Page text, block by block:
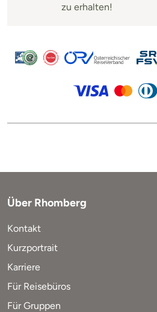
zu erhalten!
Über Rhomberg
Kontakt
Kurzportrait
Karriere
Für Reisebüros
Für Gruppen